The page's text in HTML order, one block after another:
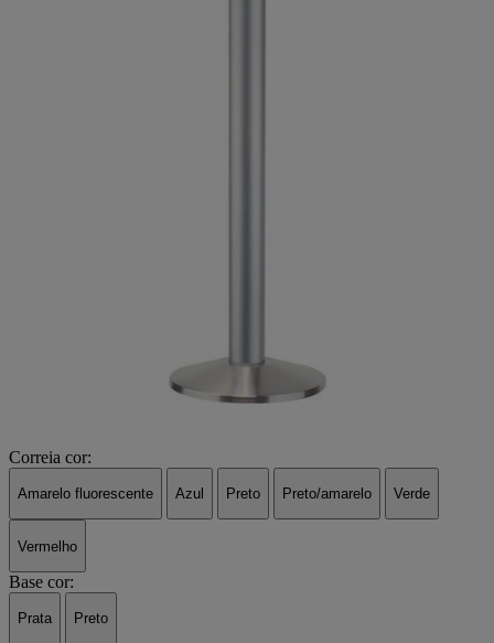
Correia cor:
Amarelo fluorescente Azul Preto Preto/amarelo Verde
Vermelho
Base cor:
Prata Preto